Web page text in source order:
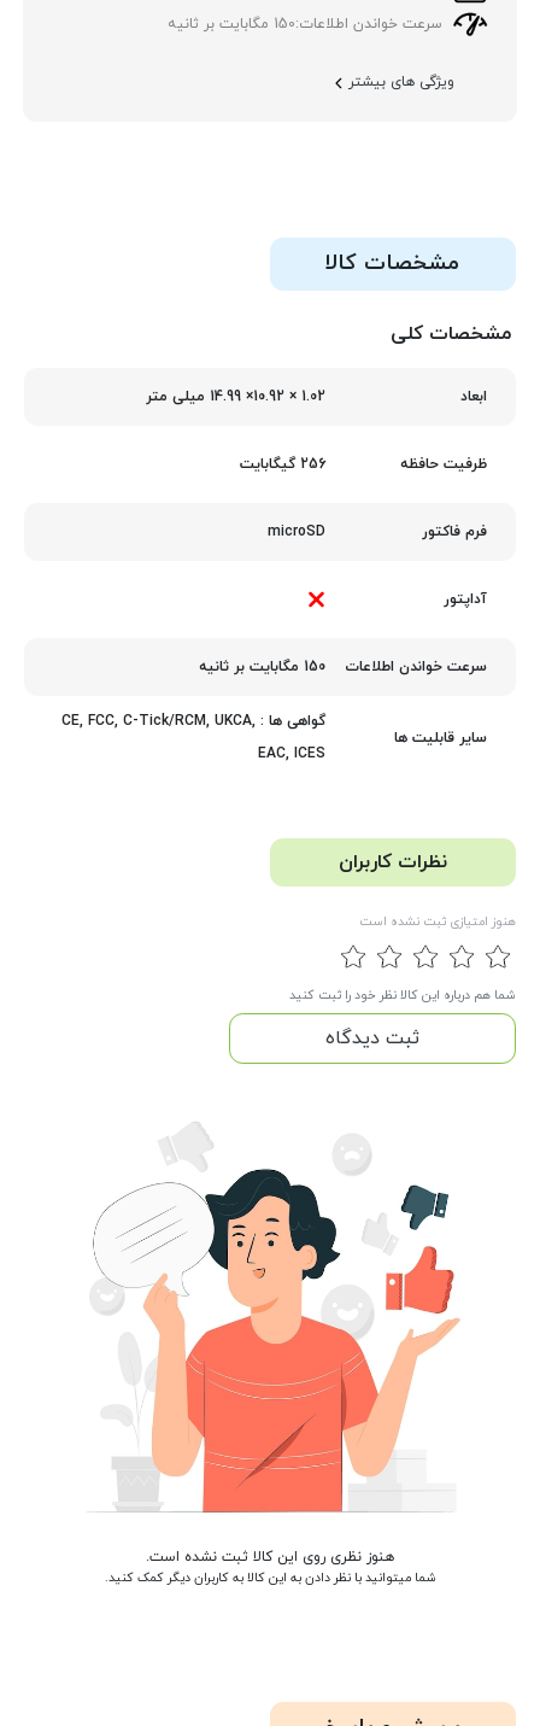
سرعت خواندن اطلاعات:150 مگابایت بر ثانیه
ویژگی های بیشتر
مشخصات کالا
مشخصات کلی
ابعاد 1.02 × 10.92× 14.99 میلی متر
ظرفیت حافظه 256 گیگابایت
فرم فاکتور microSD
آداپتور
سرعت خواندن اطلاعات 150 مگابایت بر ثانیه
سایر قابلیت ها
گواهی ها : CE, FCC, C-Tick/RCM, UKCA,
EAC, ICES
نظرات کاربران
هنوز امتیازی ثبت نشده است
شما هم درباره این کالا نظر خود را ثبت کنید
ثبت دیدگاه
هنوز نظری روی این کالا ثبت نشده است.
شما میتوانید با نظر دادن به این کالا به کاربران دیگر کمک کنید.